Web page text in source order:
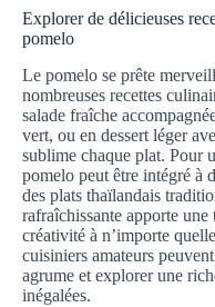
Explorer de délicieuses
pomelo
Le pomelo se prête
nombreuses recettes
salade fraîche
vert, ou en dessert léger
sublime chaque plat. Pour
pomelo peut être intégré à
des plats thaïlandais
rafraîchissante apporte
créativité à n’importe
cuisiniers amateurs
agrume et explorer une
inégalées.